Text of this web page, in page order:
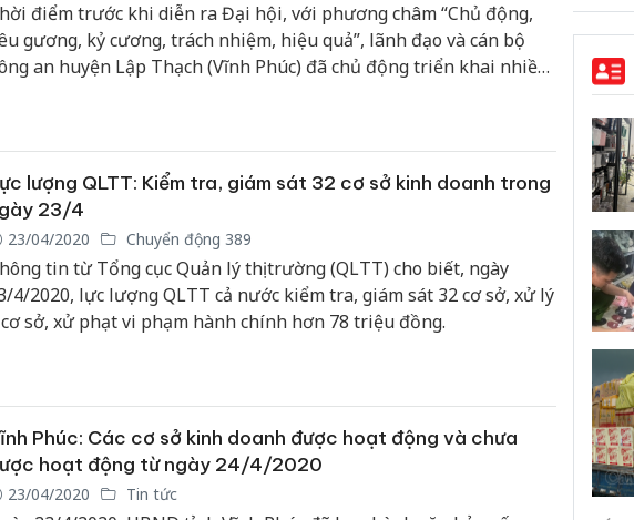
điểm trước khi diễn ra Đại hội, với phương châm “Chủ động,
gương, kỷ cương, trách nhiệm, hiệu quả”, lãnh đạo và cán bộ
an huyện Lập Thạch (Vĩnh Phúc) đã chủ động triển khai nhiều
lượng QLTT: Kiểm tra, giám sát 32 cơ sở kinh doanh trong
23/4
23/04/2020 Chuyển động 389
tin từ Tổng cục Quản lý thị trường (QLTT) cho biết, ngày
4/2020, lực lượng QLTT cả nước kiểm tra, giám sát 32 cơ sở, xử lý
sở, xử phạt vi phạm hành chính hơn 78 triệu đồng.
Phúc: Các cơ sở kinh doanh được hoạt động và chưa
hoạt động từ ngày 24/4/2020
23/04/2020 Tin tức
tìm bị hại trong vụ
án sản xuất, buôn
bán yến sào giả
hại trong vụ án
buôn bán bình sữa
Moyuum giả
bán hàng giả tại
Phú Quốc ra đầu